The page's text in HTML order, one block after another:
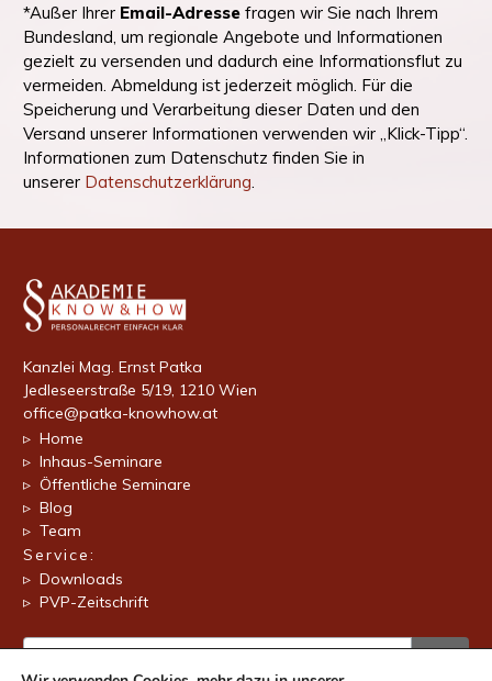
*Außer Ihrer Email-Adresse fragen wir Sie nach Ihrem
Bundesland, um regionale Angebote und Informationen
gezielt zu versenden und dadurch eine Informationsflut zu
vermeiden. Abmeldung ist jederzeit möglich. Für die
Speicherung und Verarbeitung dieser Daten und den
Versand unserer Informationen verwenden wir „Klick-Tipp“.
Informationen zum Datenschutz finden Sie in
unserer Datenschutzerklärung
Kanzlei Mag. Ernst Patka
Jedleseerstraße 5/19, 1210 Wien
office@patka-knowhow.at
▹ Home
▹ Inhaus-Seminare
▹ Öffentliche Seminare
▹ Blog
▹ Team
Service:
▹ Downloads
▹ PVP-Zeitschrift